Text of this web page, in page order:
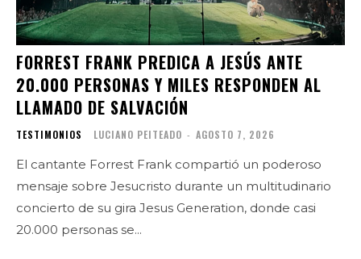
FORREST FRANK PREDICA A JESÚS ANTE
20.000 PERSONAS Y MILES RESPONDEN AL
LLAMADO DE SALVACIÓN
TESTIMONIOS LUCIANO PEITEADO - AGOSTO 7, 2026
El cantante Forrest Frank compartió un poderoso
mensaje sobre Jesucristo durante un multitudinario
concierto de su gira Jesus Generation, donde casi
20.000 personas se...